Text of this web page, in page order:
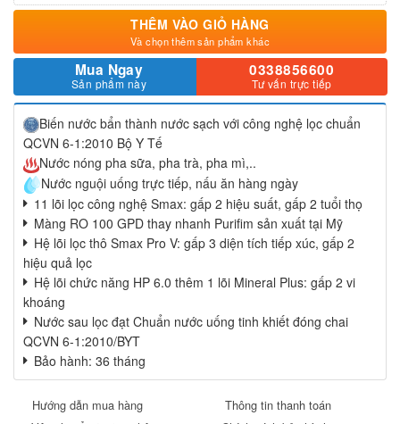
THÊM VÀO GIỎ HÀNG
Và chọn thêm sản phẩm khác
Mua Ngay
Sản phẩm này
0338856600
Tư vấn trực tiếp
Biến nước bẩn thành nước sạch với công nghệ lọc chuẩn
QCVN 6-1:2010 Bộ Y Tế
Nước nóng pha sữa, pha trà, pha mì,..
Nước nguội uống trực tiếp, nấu ăn hàng ngày
11 lõi lọc công nghệ Smax: gấp 2 hiệu suất, gấp 2 tuổi thọ
Màng RO 100 GPD thay nhanh Purifim sản xuất tại Mỹ
Hệ lõi lọc thô Smax Pro V: gấp 3 diện tích tiếp xúc, gấp 2
hiệu quả lọc
Hệ lõi chức năng HP 6.0 thêm 1 lõi Mineral Plus: gấp 2 vi
khoáng
Nước sau lọc đạt Chuẩn nước uống tinh khiết đóng chai
QCVN 6-1:2010/BYT
Bảo hành: 36 tháng
Hướng dẫn mua hàng
Thông tin thanh toán